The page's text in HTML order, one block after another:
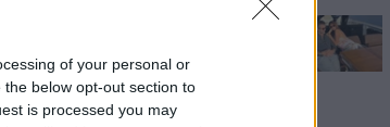
of your personal or
below opt-out section to
is processed you may